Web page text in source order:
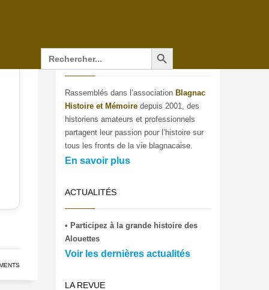
Search
for:
Search Button
QUI SOMMES-NOUS ?
Rassemblés dans l’association Blagnac
Histoire et Mémoire depuis 2001, des
historiens amateurs et professionnels
partagent leur passion pour l’histoire sur
tous les fronts de la vie blagnacaise.
En savoir plus
ACTUALITÉS
• Participez à la grande histoire des
Alouettes
Voir les dernières actualités
LA REVUE